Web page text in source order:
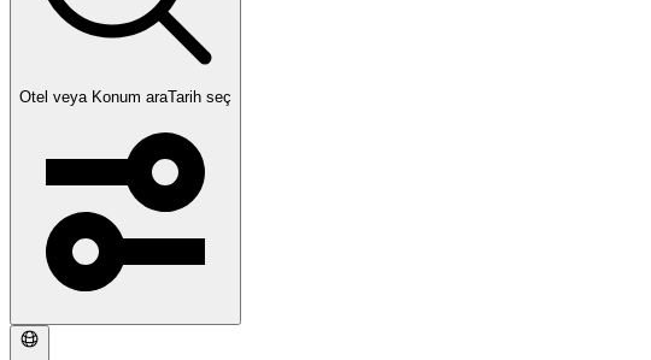
Otel veya Konum araTarih seç